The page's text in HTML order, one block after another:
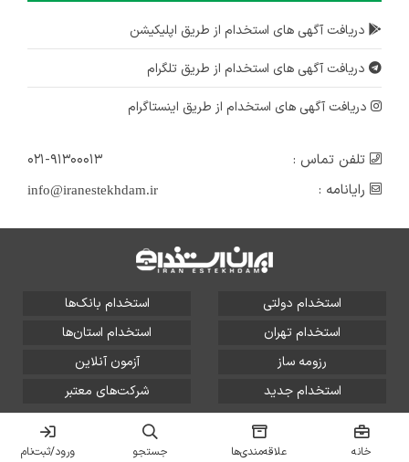
دریافت آگهی های استخدام از طریق اپلیکیشن
دریافت آگهی های استخدام از طریق تلگرام
دریافت آگهی های استخدام از طریق اینستاگرام
تلفن تماس :
۰۲۱-۹۱۳۰۰۰۱۳
رایانامه :
info@iranestekhdam.ir
استخدام دولتی
استخدام بانک‌ها
استخدام تهران
استخدام استان‌ها
رزومه ساز
آزمون آنلاین
استخدام جدید
شرکت‌های معتبر
تمامی حقوق این سایت برای آلتین سیستم محفوظ است و هر
گونه سوءاستفاده از آن پیگرد قانونی دارد.
خانه علاقه‌مندی‌ها جستجو ورود/ثبت‌نام